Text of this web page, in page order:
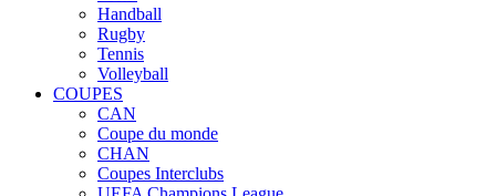
Handball
Rugby
Tennis
Volleyball
COUPES
CAN
Coupe du monde
CHAN
Coupes Interclubs